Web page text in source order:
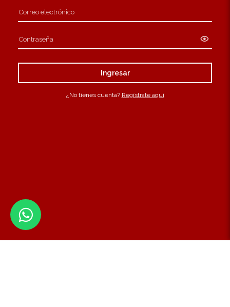
Ingresar
¿No tienes cuenta? Regístrate aquí